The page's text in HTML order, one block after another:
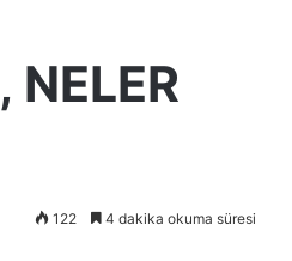
122 4 dakika okuma süresi